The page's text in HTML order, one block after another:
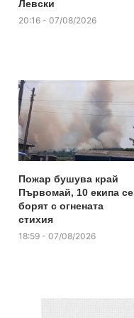
Левски
20:16 - 07/08/2026
Пожар бушува край
Първомай, 10 екипа се
борят с огнената
стихия
18:59 - 07/08/2026